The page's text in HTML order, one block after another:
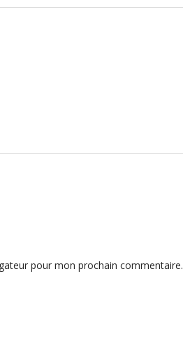
pour mon prochain commentaire.